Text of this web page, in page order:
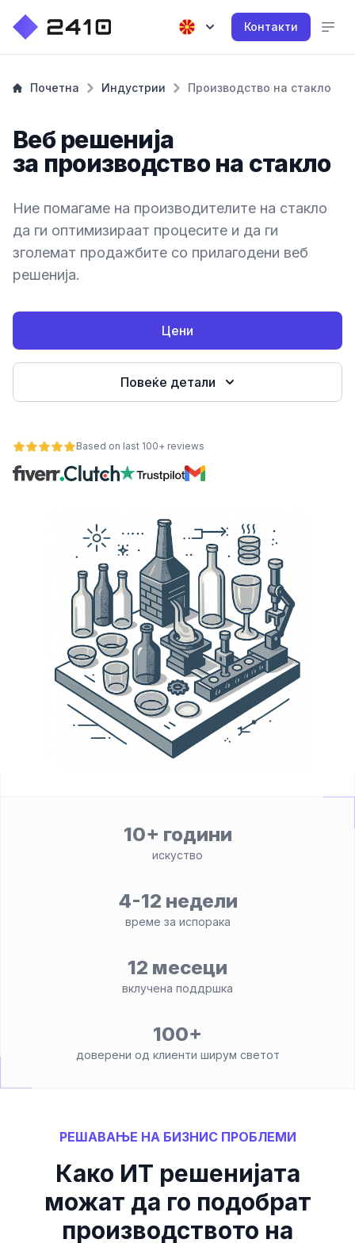
Контакти
Почетна Индустрии Производство на стакло
Веб решенија
за производство на стакло
Ние помагаме на производителите на стакло
да ги оптимизираат процесите и да ги
зголемат продажбите со прилагодени веб
решенија.
Цени
Повеќе детали
Based on last 100+ reviews
10+ години
искуство
4-12 недели
време за испорака
12 месеци
вклучена поддршка
100+
доверени од клиенти ширум светот
РЕШАВАЊЕ НА БИЗНИС ПРОБЛЕМИ
Како ИТ решенијата
можат да го подобрат
производството на